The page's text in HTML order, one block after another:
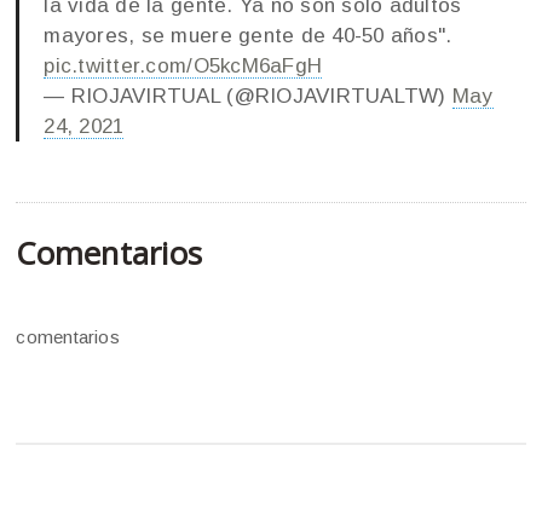
la vida de la gente. Ya no son solo adultos
mayores, se muere gente de 40-50 años".
pic.twitter.com/O5kcM6aFgH
— RIOJAVIRTUAL (@RIOJAVIRTUALTW) May
24, 2021
Comentarios
comentarios